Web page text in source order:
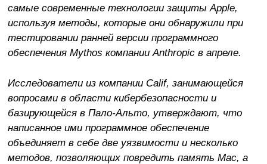
самые современные технологии защиты Apple,
используя методы, которые они обнаружили при
тестировании ранней версии программного
обеспечения Mythos компании Anthropic в апреле.
Исследователи из компании Calif, занимающейся
вопросами в области кибербезопасности и
базирующейся в Пало-Альто, утверждают, что
написанное ими программное обеспечение
объединяет в себе две уязвимости и несколько
методов, позволяющих повредить память Mac, а